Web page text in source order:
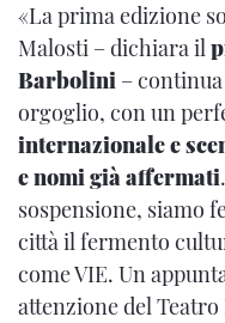
«La prima edizione
Malosti – dichiara il
Barbolini –
orgoglio, con un
internazionale e
e nomi già affermati
sospensione, siamo
città il fermento
come VIE. Un
attenzione del